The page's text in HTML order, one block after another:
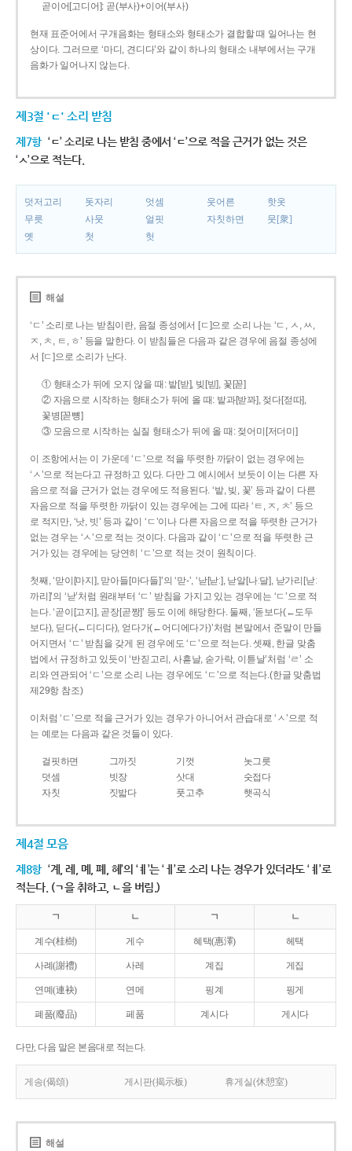
곧이어[고디어]: 곧(부사)+이어(부사)
현재 표준어에서 구개음화는 형태소와 형태소가 결합할 때 일어나는 현
상이다. 그러므로 ‘마디, 견디다’와 같이 하나의 형태소 내부에서는 구개
음화가 일어나지 않는다.
제3절 'ㄷ' 소리 받침
제7항 ‘ㄷ’ 소리로 나는 받침 중에서 ‘ㄷ’으로 적을 근거가 없는 것은
‘ㅅ’으로 적는다.
덧저고리 돗자리 엇셈 웃어른
핫옷
무릇
사뭇 얼핏 자칫하면
뭇[衆]
옛
첫 헛
해설
‘ㄷ’ 소리로 나는 받침이란, 음절 종성에서 [ㄷ]으로 소리 나는 ‘ㄷ, ㅅ, ㅆ,
ㅈ, ㅊ, ㅌ, ㅎ’ 등을 말한다. 이 받침들은 다음과 같은 경우에 음절 종성에
서 [ㄷ]으로 소리가 난다.
① 형태소가 뒤에 오지 않을 때: 밭[받], 빚[빋], 꽃[꼳]
② 자음으로 시작하는 형태소가 뒤에 올 때: 밭과[받꽈], 젖다[젇따],
꽃병[꼳뼝]
③ 모음으로 시작하는 실질 형태소가 뒤에 올 때: 젖어미[저더미]
이 조항에서는 이 가운데 ‘ㄷ’으로 적을 뚜렷한 까닭이 없는 경우에는
‘ㅅ’으로 적는다고 규정하고 있다. 다만 그 예시에서 보듯이 이는 다른 자
음으로 적을 근거가 없는 경우에도 적용된다. ‘밭, 빚, 꽃’ 등과 같이 다른
자음으로 적을 뚜렷한 까닭이 있는 경우에는 그에 따라 ‘ㅌ, ㅈ, ㅊ’ 등으
로 적지만, ‘낫, 빗’ 등과 같이 ‘ㄷ’이나 다른 자음으로 적을 뚜렷한 근거가
없는 경우는 ‘ㅅ’으로 적는 것이다. 다음과 같이 ‘ㄷ’으로 적을 뚜렷한 근
거가 있는 경우에는 당연히 ‘ㄷ’으로 적는 것이 원칙이다.
첫째, ‘맏이[마지], 맏아들[마다들]’의 ‘맏-’, ‘낟[낟ː], 낟알[나ː달], 낟가리[낟ː
까리]’의 ‘낟’처럼 원래부터 ‘ㄷ’ 받침을 가지고 있는 경우에는 ‘ㄷ’으로 적
는다. ‘곧이[고지], 곧장[곧짱]’ 등도 이에 해당한다. 둘째, ‘돋보다(←도두
보다), 딛다(←디디다), 얻다가(←어디에다가)’처럼 본말에서 준말이 만들
어지면서 ‘ㄷ’ 받침을 갖게 된 경우에도 ‘ㄷ’으로 적는다. 셋째, 한글 맞춤
법에서 규정하고 있듯이 ‘반짇고리, 사흗날, 숟가락, 이튿날’처럼 ‘ㄹ’ 소
리와 연관되어 ‘ㄷ’으로 소리 나는 경우에도 ‘ㄷ’으로 적는다.(한글 맞춤법
제29항 참조)
이처럼 ‘ㄷ’으로 적을 근거가 있는 경우가 아니어서 관습대로 ‘ㅅ’으로 적
는 예로는 다음과 같은 것들이 있다.
걸핏하면 그까짓 기껏
놋그릇
덧셈
빗장 삿대
숫접다
자칫
짓밟다 풋고추 햇곡식
제4절 모음
제8항 ‘계, 례, 몌, 폐, 혜’의 ‘ㅖ’는 ‘ㅔ’로 소리 나는 경우가 있더라도 ‘ㅖ’로
적는다. (ㄱ을 취하고, ㄴ을 버림.)
ㄱ ㄴ ㄱ ㄴ
계수(桂樹) 게수 혜택(惠澤) 헤택
사례(謝禮) 사레 계집 게집
연몌(連袂) 연메 핑계 핑게
폐품(廢品) 페품 계시다 게시다
다만, 다음 말은 본음대로 적는다.
게송(偈頌) 게시판(揭示板) 휴게실(休憩室)
해설